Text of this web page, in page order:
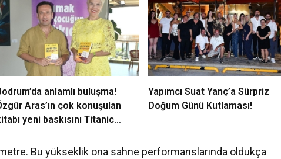
anlamlı buluşma!
Aras’ın çok konuşulan
yeni baskısını Titanic
Yapımcı Suat Yanç’a Sürpriz
Doğum Günü Kutlaması!
Bu yükseklik ona sahne performanslarında oldukça